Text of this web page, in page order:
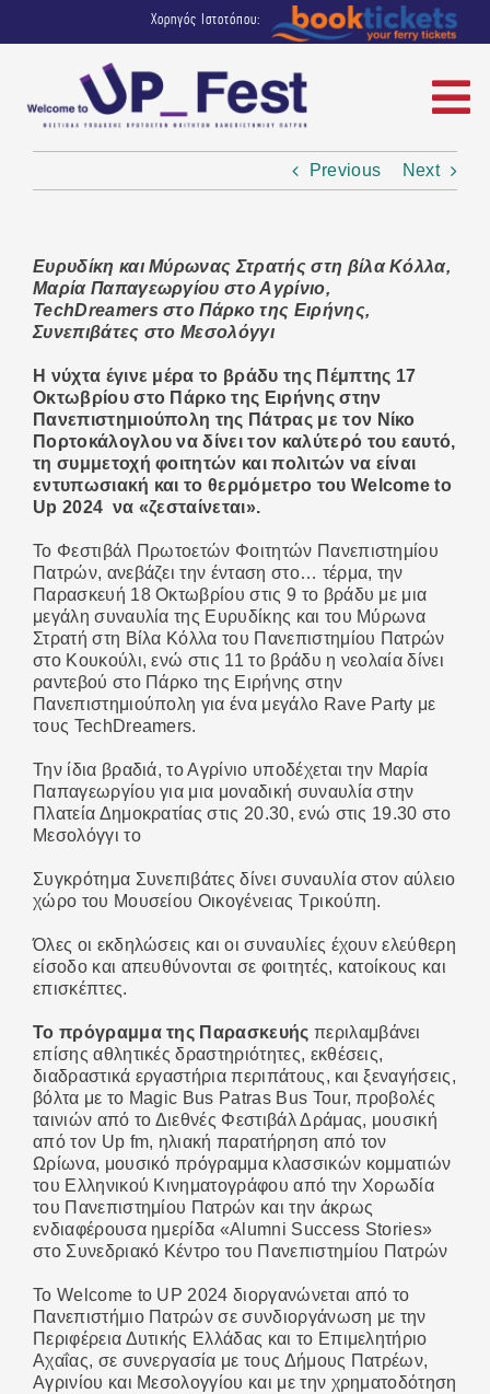
Χορηγός Ιστοτόπου:
ΔΙΟΡΓΑΝΩΤΕΣ & ΧΟΡΗΓΟΙ
ΑΝΑΚΟΙΝΩΣΕΙΣ
ΠΡΟΗΓΟΥΜΕΝΕΣ ΔΙΟΡΓΑΝΩΣΕΙΣ
Previous Next
Ευρυδίκη και Μύρωνας Στρατής στη βίλα Κόλλα,
Μαρία Παπαγεωργίου στο Αγρίνιο,
TechDreamers στο Πάρκο της Ειρήνης,
Συνεπιβάτες στο Μεσολόγγι
Η νύχτα έγινε μέρα το βράδυ της Πέμπτης 17
Οκτωβρίου στο Πάρκο της Ειρήνης στην
Πανεπιστημιούπολη της Πάτρας με τον Νίκο
Πορτοκάλογλου να δίνει τον καλύτερό του εαυτό,
τη συμμετοχή φοιτητών και πολιτών να είναι
εντυπωσιακή και το θερμόμετρο του Welcome to
Up 2024 να «ζεσταίνεται».
Το Φεστιβάλ Πρωτοετών Φοιτητών Πανεπιστημίου
Πατρών, ανεβάζει την ένταση στο… τέρμα, την
Παρασκευή 18 Οκτωβρίου στις 9 το βράδυ με μια
μεγάλη συναυλία της Ευρυδίκης και του Μύρωνα
Στρατή στη Βίλα Κόλλα του Πανεπιστημίου Πατρών
στο Κουκούλι, ενώ στις 11 το βράδυ η νεολαία δίνει
ραντεβού στο Πάρκο της Ειρήνης στην
Πανεπιστημιούπολη για ένα μεγάλο Rave Party με
τους TechDreamers.
Την ίδια βραδιά, το Αγρίνιο υποδέχεται την Μαρία
Παπαγεωργίου για μια μοναδική συναυλία στην
Πλατεία Δημοκρατίας στις 20.30, ενώ στις 19.30 στο
Μεσολόγγι το
Συγκρότημα Συνεπιβάτες δίνει συναυλία στον αύλειο
χώρο του Μουσείου Οικογένειας Τρικούπη.
Όλες οι εκδηλώσεις και οι συναυλίες έχουν ελεύθερη
είσοδο και απευθύνονται σε φοιτητές, κατοίκους και
επισκέπτες.
Το πρόγραμμα της Παρασκευής περιλαμβάνει
επίσης αθλητικές δραστηριότητες, εκθέσεις,
διαδραστικά εργαστήρια περιπάτους, και ξεναγήσεις,
βόλτα με το Magic Bus Patras Bus Tour, προβολές
ταινιών από το Διεθνές Φεστιβάλ Δράμας, μουσική
από τον Up fm, ηλιακή παρατήρηση από τον
Ωρίωνα, μουσικό πρόγραμμα κλασσικών κομματιών
του Ελληνικού Κινηματογράφου από την Χορωδία
του Πανεπιστημίου Πατρών και την άκρως
ενδιαφέρουσα ημερίδα «Alumni Success Stories»
στο Συνεδριακό Κέντρο του Πανεπιστημίου Πατρών
To Welcome to UP 2024 διοργανώνεται από το
Πανεπιστήμιο Πατρών σε συνδιοργάνωση με την
Περιφέρεια Δυτικής Ελλάδας και το Επιμελητήριο
Αχαΐας, σε συνεργασία με τους Δήμους Πατρέων,
Αγρινίου και Μεσολογγίου και με την χρηματοδότηση